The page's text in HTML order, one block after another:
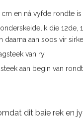
en ná vyfde rondte
die
aan soos vir sirkel.
van ry.
aan begin van
dit baie rek en